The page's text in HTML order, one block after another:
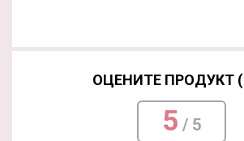
ОЦЕНИТЕ ПРОДУКТ (
5 / 5